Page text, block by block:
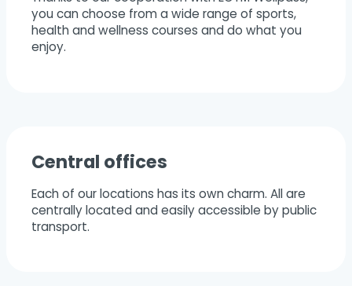
you can choose from a wide range of sports,
health and wellness courses and do what you
enjoy.
Central offices
Each of our locations has its own charm. All are
centrally located and easily accessible by public
transport.